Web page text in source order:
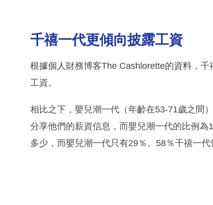
千禧一代更傾向披露工資
根據個人財務博客The Cashlorette的資料，
工資。
相比之下，嬰兒潮一代（年齡在53-71歲之間
分享他們的薪資信息，而嬰兒潮一代的比例
多少，而嬰兒潮一代只有29％。58％千禧一